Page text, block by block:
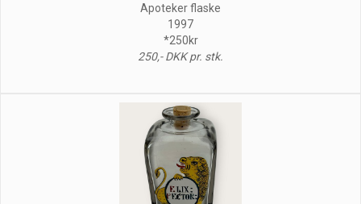
Apoteker flaske
1997
*250kr
250,- DKK pr. stk.